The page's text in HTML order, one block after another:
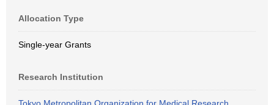
Allocation Type
Single-year Grants
Research Institution